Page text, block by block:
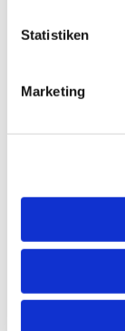
Statistiken
Marketing